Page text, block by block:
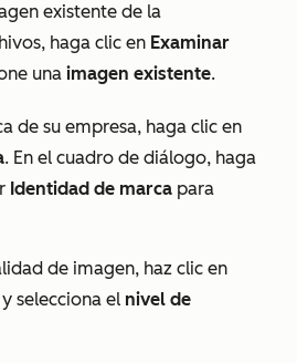
existente de la
haga clic en Examinar
una imagen existente.
de su empresa, haga clic en
. En el cuadro de diálogo, haga
Identidad de marca para
de imagen, haz clic en
y selecciona el nivel de